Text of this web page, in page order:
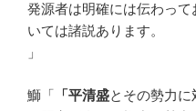
発源者は明確には伝わっ
いては諸説あります。
」
鰤「 「平清盛とその勢力